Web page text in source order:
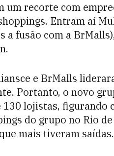
um recorte com
Entram aí
a fusão com a
e BrMalls
Portanto, o novo
lojistas, figurando
do grupo no Rio
mais tiveram saídas.